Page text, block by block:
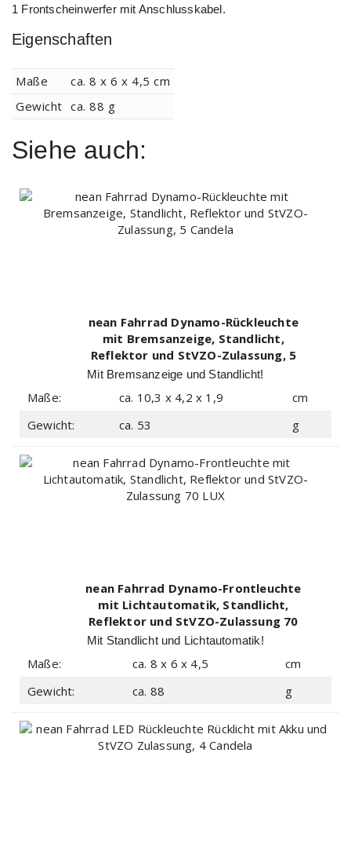
1 Frontscheinwerfer mit Anschlusskabel.
Eigenschaften
Maße ca. 8 x 6 x 4,5 cm
Gewicht ca. 88 g
Siehe auch:
nean Fahrrad Dynamo-Rückleuchte
mit Bremsanzeige, Standlicht,
Reflektor und StVZO-Zulassung, 5
Candela
Mit Bremsanzeige und Standlicht!
Maße: ca. 10,3 x 4,2 x 1,9
cm
Gewicht:
ca. 53 g
nean Fahrrad Dynamo-Frontleuchte
mit Lichtautomatik, Standlicht,
Reflektor und StVZO-Zulassung 70
LUX
Mit Standlicht und Lichtautomatik!
Maße: ca. 8 x 6 x 4,5
cm
Gewicht:
ca. 88 g